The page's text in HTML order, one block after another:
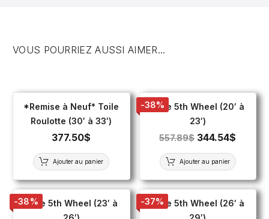
VOUS POURRIEZ AUSSI AIMER...
*Remise à Neuf* Toile
Roulotte (30′ à 33′)
377.50$
Ajouter au panier
-38%
Toile 5th Wheel (20′ à
23′)
557.89$ 344.54$
Ajouter au panier
-38%
Toile 5th Wheel (23′ à
-37%Toile 5th Wheel (26′ à